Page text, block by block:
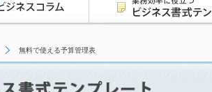
無料で使える予算管理表